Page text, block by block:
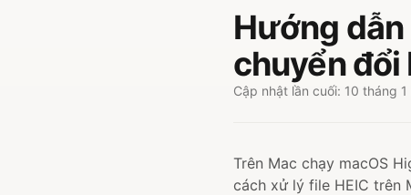
Hướng dẫn
chuyển đổi
Cập nhật lần cuối: 10 tháng
Trên Mac chạy macOS
cách xử lý file HEIC trên